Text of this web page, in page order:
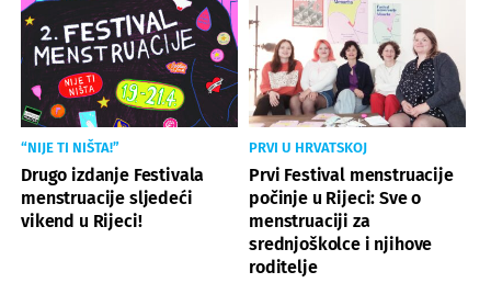
“NIJE TI NIŠTA!”
Drugo izdanje Festivala
menstruacije sljedeći
vikend u Rijeci!
PRVI U HRVATSKOJ
Prvi Festival menstruacije
počinje u Rijeci: Sve o
menstruaciji za
srednjoškolce i njihove
roditelje